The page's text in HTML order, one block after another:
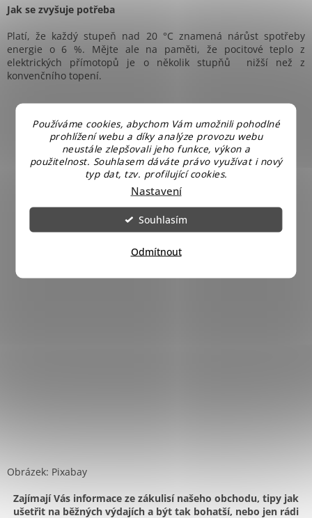
Používáme cookies, abychom Vám umožnili pohodlné
prohlížení webu a díky analýze provozu webu
neustále zlepšovali jeho funkce, výkon a
použitelnost. Souhlasem dáváte právo využívat i nový
typ dat, tzv. profilující cookies.
Nastavení
Odmítnout
Souhlasím
Jak se zvyšuje potřeba
Platí, že každý stupeň nad 20 °C znamená nárůst spotřeby
energie o 6 %. Mějte ale na paměti, že pocitové teplo z
elektrických přímotopů je o několik stupňů nižší než z
konvenčního topení.
Obrázek: Pixabay
Zajímají Vás informace ze zákulisí našeho obchodu, tipy jak
ušetřit na běžných výdajích a být tak bohatší, nebo jen rádi